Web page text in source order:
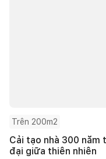
Trên 200m2
Cải tạo nhà 300 năm
đại giữa thiên nhiên